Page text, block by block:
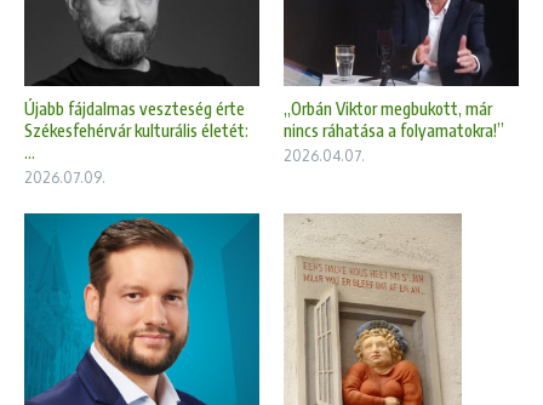
Újabb fájdalmas veszteség érte
Székesfehérvár kulturális életét:
...
2026.07.09.
„Orbán Viktor megbukott, már
nincs ráhatása a folyamatokra!”
2026.04.07.